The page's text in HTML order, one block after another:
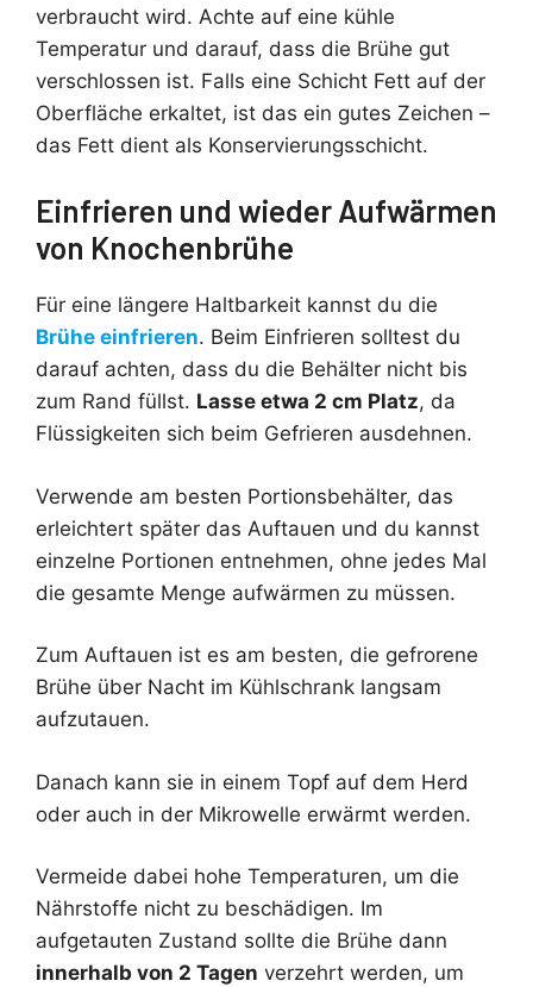
verbraucht wird. Achte auf eine kühle
Temperatur und darauf, dass die Brühe gut
verschlossen ist. Falls eine Schicht Fett auf der
Oberfläche erkaltet, ist das ein gutes Zeichen –
das Fett dient als Konservierungsschicht.
Einfrieren und wieder Aufwärmen
von Knochenbrühe
Für eine längere Haltbarkeit kannst du die
Brühe einfrieren. Beim Einfrieren solltest du
darauf achten, dass du die Behälter nicht bis
zum Rand füllst. Lasse etwa 2 cm Platz, da
Flüssigkeiten sich beim Gefrieren ausdehnen.
Verwende am besten Portionsbehälter, das
erleichtert später das Auftauen und du kannst
einzelne Portionen entnehmen, ohne jedes Mal
die gesamte Menge aufwärmen zu müssen.
Zum Auftauen ist es am besten, die gefrorene
Brühe über Nacht im Kühlschrank langsam
aufzutauen.
Danach kann sie in einem Topf auf dem Herd
oder auch in der Mikrowelle erwärmt werden.
Vermeide dabei hohe Temperaturen, um die
Nährstoffe nicht zu beschädigen. Im
aufgetauten Zustand sollte die Brühe dann
innerhalb von 2 Tagen verzehrt werden, um